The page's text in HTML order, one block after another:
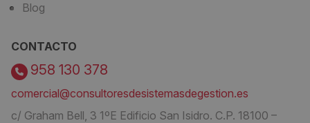
Blog
CONTACTO
958 130 378
comercial@consultoresdesistemasdegestion.es
c/ Graham Bell, 3 1ºE Edificio San Isidro. C.P. 18100 –